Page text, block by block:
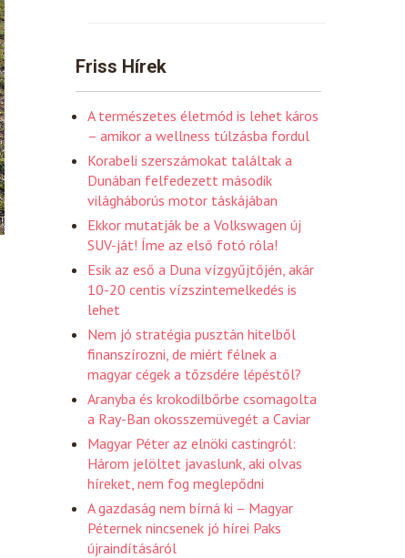
Friss Hírek
A természetes életmód is lehet káros
– amikor a wellness túlzásba fordul
Korabeli szerszámokat találtak a
Dunában felfedezett második
világháborús motor táskájában
Ekkor mutatják be a Volkswagen új
SUV-ját! Íme az első fotó róla!
Esik az eső a Duna vízgyűjtőjén, akár
10-20 centis vízszintemelkedés is
lehet
Nem jó stratégia pusztán hitelből
finanszírozni, de miért félnek a
magyar cégek a tőzsdére lépéstől?
Aranyba és krokodilbőrbe csomagolta
a Ray-Ban okosszemüvegét a Caviar
Magyar Péter az elnöki castingról:
Három jelöltet javaslunk, aki olvas
híreket, nem fog meglepődni
A gazdaság nem bírná ki – Magyar
Péternek nincsenek jó hírei Paks
újraindításáról